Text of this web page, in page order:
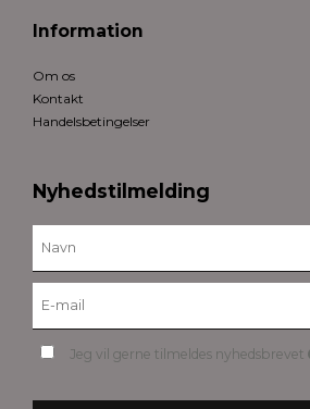
Information
Om os
Kontakt
Handelsbetingelser
Nyhedstilmelding
Jeg vil gerne tilmeldes nyhedsbrevet